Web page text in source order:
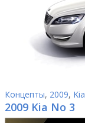
Концепты, 2009, Kia
2009 Kia No 3